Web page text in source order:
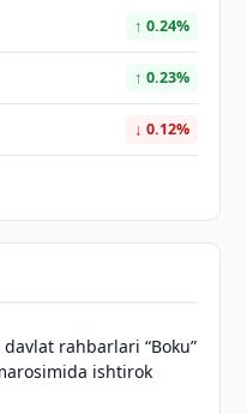
↑ 0.24%
↑ 0.23%
↓ 0.12%
rahbarlari “Boku”
ishtirok